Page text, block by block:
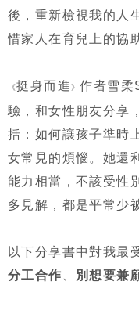
後，重新檢視我的人
惜家人在育兒上的協
《挺身而進》作者雪
驗，和女性朋友分享
括：如何讓孩子準時
女常見的煩惱。她還
能力相當，不該受性
多見解，都是平常少
以下分享書中對我最
分工合作 、 別想要兼